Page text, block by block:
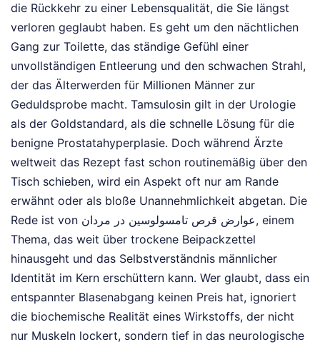
die Rückkehr zu einer Lebensqualität, die Sie längst
verloren geglaubt haben. Es geht um den nächtlichen
Gang zur Toilette, das ständige Gefühl einer
unvollständigen Entleerung und den schwachen Strahl,
der das Älterwerden für Millionen Männer zur
Geduldsprobe macht. Tamsulosin gilt in der Urologie
als der Goldstandard, als die schnelle Lösung für die
benigne Prostatahyperplasie. Doch während Ärzte
weltweit das Rezept fast schon routinemäßig über den
Tisch schieben, wird ein Aspekt oft nur am Rande
erwähnt oder als bloße Unannehmlichkeit abgetan. Die
Rede ist von عوارض قرص تامسولوسین در مردان, einem
Thema, das weit über trockene Beipackzettel
hinausgeht und das Selbstverständnis männlicher
Identität im Kern erschüttern kann. Wer glaubt, dass ein
entspannter Blasenabgang keinen Preis hat, ignoriert
die biochemische Realität eines Wirkstoffs, der nicht
nur Muskeln lockert, sondern tief in das neurologische